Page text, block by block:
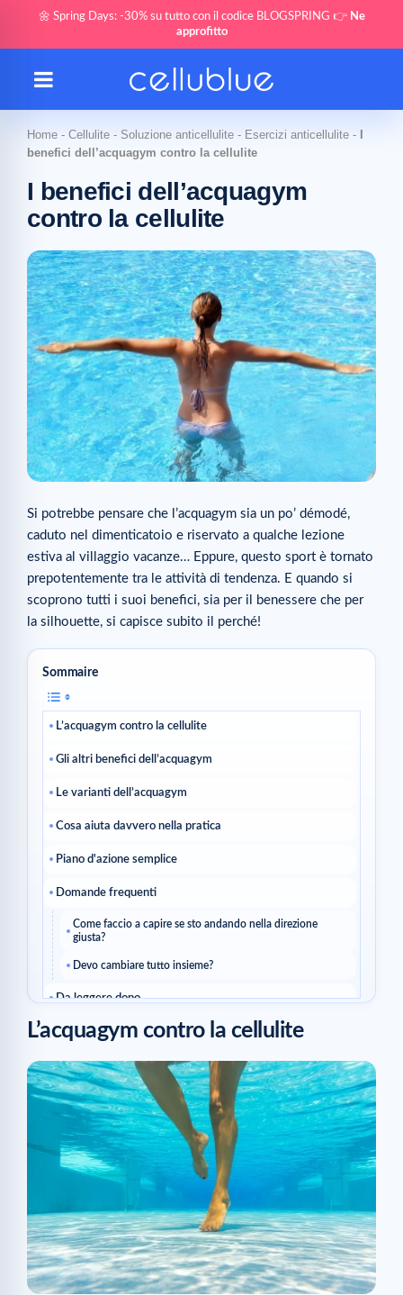
🌼 Spring Days: -30% su tutto con il codice BLOGSPRING 👉 Ne
approfitto
Home - Cellulite - Soluzione anticellulite - Esercizi anticellulite -
benefici dell’acquagym contro la cellulite
I benefici dell’acquagym
contro la cellulite
Si potrebbe pensare che l’acquagym sia un po’ démodé,
caduto nel dimenticatoio e riservato a qualche lezione
estiva al villaggio vacanze… Eppure, questo sport è tornato
prepotentemente tra le attività di tendenza. E quando si
scoprono tutti i suoi benefici, sia per il benessere che per
la silhouette, si capisce subito il perché!
Sommaire
L’acquagym contro la cellulite
Gli altri benefici dell’acquagym
Le varianti dell’acquagym
Cosa aiuta davvero nella pratica
Piano d'azione semplice
Domande frequenti
Come faccio a capire se sto andando nella direzione
giusta?
Devo cambiare tutto insieme?
Da leggere dopo
Articoli correlati
L’acquagym contro la cellulite